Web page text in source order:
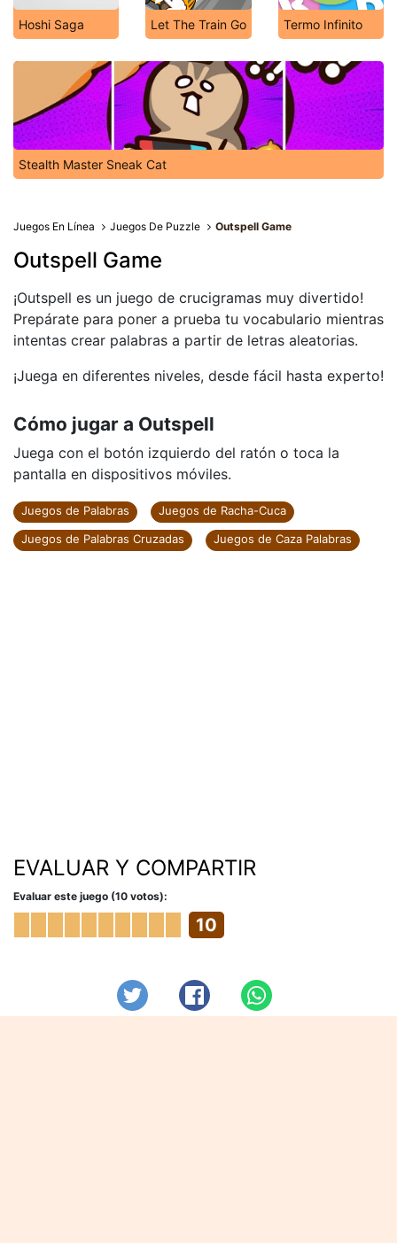
Hoshi Saga Let The Train Go Termo Infinito
Stealth Master Sneak Cat
Juegos En Línea Juegos De Puzzle Outspell Game
Outspell Game
¡Outspell es un juego de crucigramas muy divertido!
Prepárate para poner a prueba tu vocabulario mientras
intentas crear palabras a partir de letras aleatorias.
¡Juega en diferentes niveles, desde fácil hasta experto!
Cómo jugar a Outspell
Juega con el botón izquierdo del ratón o toca la
pantalla en dispositivos móviles.
Juegos de Palabras
Juegos de Racha-Cuca
Juegos de Palabras Cruzadas
Juegos de Caza Palabras
EVALUAR Y COMPARTIR
Evaluar este juego (10 votos):
10